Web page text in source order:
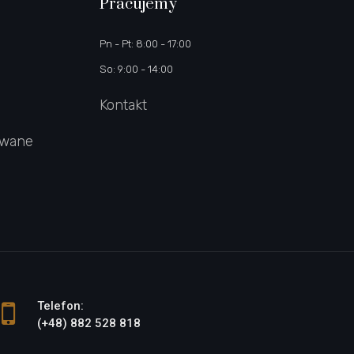
Pracujemy
Pn - Pt: 8:00 - 17:00
So: 9:00 - 14:00
Kontakt
Telefon:
(+48) 882 528 818